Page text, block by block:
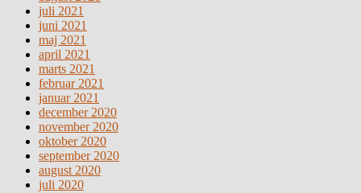
juli 2021
juni 2021
maj 2021
april 2021
marts 2021
februar 2021
januar 2021
december 2020
november 2020
oktober 2020
september 2020
august 2020
juli 2020